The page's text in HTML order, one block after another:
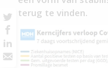
terug te vinden.